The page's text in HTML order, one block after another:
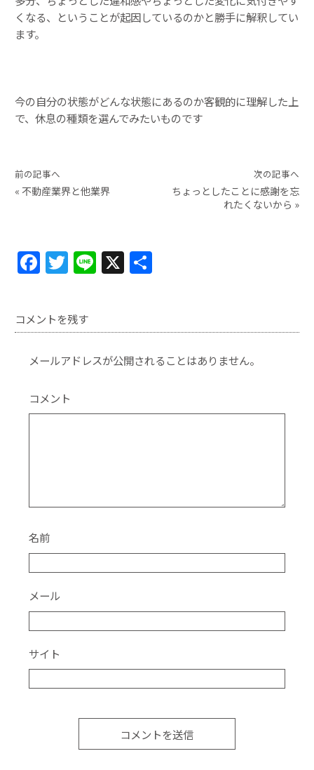
くなる、ということが起因しているのかと勝手に解釈してい
ます。
今の自分の状態がどんな状態にあるのか客観的に理解した上
で、休息の種類を選んでみたいものです
前の記事へ
« 不動産業界と他業界
次の記事へ
ちょっとしたことに感謝を忘
れたくないから »
F
a
c
e
b
o
o
k
T
w
itt
er
Li
n
X
コメントを残す
メールアドレスが公開されることはありません。
コメント
名前
メール
サイト